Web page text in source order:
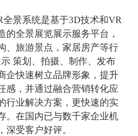
景系统是基于3D技术和VR
的全景展览展示服务平台，
、旅游景点，家居房产等行
策划、拍摄、制作、发布
企快速树立品牌形象，提升
感，并通过融合营销转化应
行业解决方案，更快速的实
。在国内已与数千家企业机
深受客户好评。